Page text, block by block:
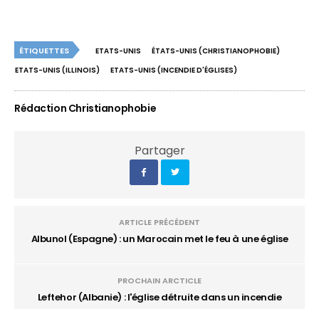
ÉTIQUETTES ETATS-UNIS
ÉTATS-UNIS (CHRISTIANOPHOBIE)
ETATS-UNIS (ILLINOIS)
ETATS-UNIS (INCENDIE D'ÉGLISES)
Rédaction Christianophobie
Partager
ARTICLE PRÉCÉDENT
Albunol (Espagne) : un Marocain met le feu à une église
PROCHAIN ARCTICLE
Leftehor (Albanie) : l'église détruite dans un incendie